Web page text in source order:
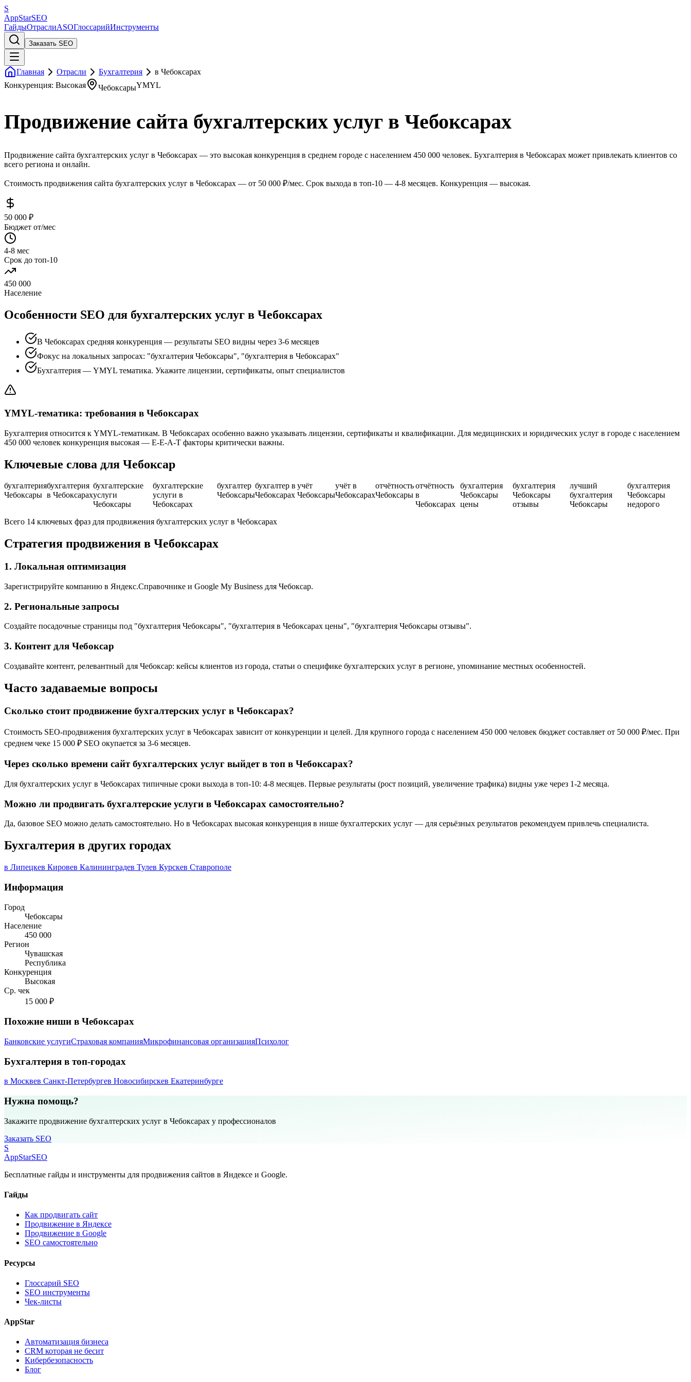
S
AppStarSEO
ГайдыОтраслиASOГлоссарийИнструменты
Заказать SEO
Главная Отрасли Бухгалтерия
в Чебоксарах
Конкуренция: Высокая
ЧебоксарыYMYL
Продвижение сайта бухгалтерских услуг в Чебоксарах
Продвижение сайта бухгалтерских услуг в Чебоксарах — это высокая конкуренция в среднем городе с населением 450 000 человек. Бухгалтерия в Чебоксарах может привлекать клиентов со
всего региона и онлайн.
Стоимость продвижения сайта бухгалтерских услуг в Чебоксарах — от 50 000 ₽/мес. Срок выхода в топ-10 — 4-8 месяцев. Конкуренция — высокая.
50 000 ₽
Бюджет от/мес
4-8 мес
Срок до топ-10
450 000
Население
Особенности SEO для бухгалтерских услуг в Чебоксарах
В Чебоксарах средняя конкуренция — результаты SEO видны через 3-6 месяцев
Фокус на локальных запросах: "бухгалтерия Чебоксары", "бухгалтерия в Чебоксарах"
Бухгалтерия — YMYL тематика. Укажите лицензии, сертификаты, опыт специалистов
YMYL-тематика: требования в Чебоксарах
Бухгалтерия относится к YMYL-тематикам. В Чебоксарах особенно важно указывать лицензии, сертификаты и квалификации. Для медицинских и юридических услуг в городе с населением
450 000 человек конкуренция высокая — E-E-A-T факторы критически важны.
Ключевые слова для Чебоксар
бухгалтерия
Чебоксары
бухгалтерия
в Чебоксарах
бухгалтерские
услуги
Чебоксары
бухгалтерские
услуги в
Чебоксарах
бухгалтер
Чебоксары
бухгалтер в
Чебоксарах
учёт
Чебоксары
учёт в
Чебоксарах
отчётность
Чебоксары
отчётность
в
Чебоксарах
бухгалтерия
Чебоксары
цены
бухгалтерия
Чебоксары
отзывы
лучший
бухгалтерия
Чебоксары
бухгалтерия
Чебоксары
недорого
Всего 14 ключевых фраз для продвижения бухгалтерских услуг в Чебоксарах
Стратегия продвижения в Чебоксарах
1. Локальная оптимизация
Зарегистрируйте компанию в Яндекс.Справочнике и Google My Business для Чебоксар.
2. Региональные запросы
Создайте посадочные страницы под "бухгалтерия Чебоксары", "бухгалтерия в Чебоксарах цены", "бухгалтерия Чебоксары отзывы".
3. Контент для Чебоксар
Создавайте контент, релевантный для Чебоксар: кейсы клиентов из города, статьи о специфике бухгалтерских услуг в регионе, упоминание местных особенностей.
Часто задаваемые вопросы
Сколько стоит продвижение бухгалтерских услуг в Чебоксарах?
Стоимость SEO-продвижения бухгалтерских услуг в Чебоксарах зависит от конкуренции и целей. Для крупного города с населением 450 000 человек бюджет составляет от 50 000 ₽/мес. При
среднем чеке 15 000 ₽ SEO окупается за 3-6 месяцев.
Через сколько времени сайт бухгалтерских услуг выйдет в топ в Чебоксарах?
Для бухгалтерских услуг в Чебоксарах типичные сроки выхода в топ-10: 4-8 месяцев. Первые результаты (рост позиций, увеличение трафика) видны уже через 1-2 месяца.
Можно ли продвигать бухгалтерские услуги в Чебоксарах самостоятельно?
Да, базовое SEO можно делать самостоятельно. Но в Чебоксарах высокая конкуренция в нише бухгалтерских услуг — для серьёзных результатов рекомендуем привлечь специалиста.
Бухгалтерия в других городах
в Липецкев Кировев Калининградев Тулев Курскев Ставрополе
Информация
Город
Чебоксары
Население
450 000
Регион
Чувашская
Республика
Конкуренция
Высокая
Ср. чек
15 000 ₽
Похожие ниши в Чебоксарах
Банковские услугиСтраховая компанияМикрофинансовая организацияПсихолог
Бухгалтерия в топ-городах
в Москвев Санкт-Петербургев Новосибирскев Екатеринбурге
Нужна помощь?
Закажите продвижение бухгалтерских услуг в Чебоксарах у профессионалов
Заказать SEO
S
AppStarSEO
Бесплатные гайды и инструменты для продвижения сайтов в Яндексе и Google.
Гайды
Как продвигать сайт
Продвижение в Яндексе
Продвижение в Google
SEO самостоятельно
Ресурсы
Глоссарий SEO
SEO инструменты
Чек-листы
AppStar
Автоматизация бизнеса
CRM которая не бесит
Кибербезопасность
Блог